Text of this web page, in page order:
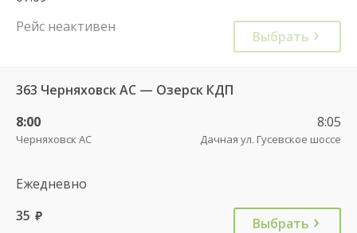
Рейс неактивен
Выбрать
363 Черняховск АС — Озерск КДП
8:00
Черняховск АС
8:05
Дачная ул. Гусевское шоссе
Ежедневно
35 руб. Выбрать